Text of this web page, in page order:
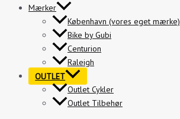
Mærker
København (vores eget mærke)
Bike by Gubi
Centurion
Raleigh
OUTLET
Outlet Cykler
Outlet Tilbehør